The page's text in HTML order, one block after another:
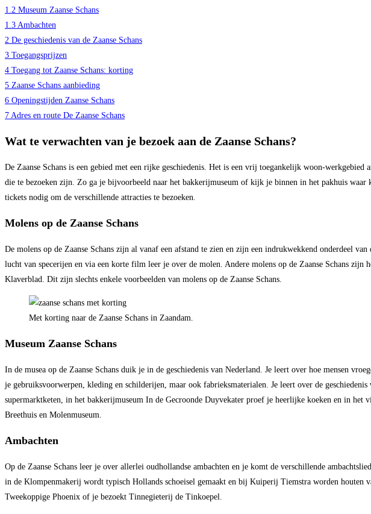
1.2 Museum Zaanse Schans
1.3 Ambachten
2 De geschiedenis van de Zaanse Schans
3 Toegangsprijzen
4 Toegang tot Zaanse Schans: korting
5 Zaanse Schans aanbieding
6 Openingstijden Zaanse Schans
7 Adres en route De Zaanse Schans
Wat te verwachten van je bezoek aan de Zaanse Schans?
De Zaanse Schans is een gebied met een rijke geschiedenis. Het is een vrij toegankelijk woon-
die te bezoeken zijn. Zo ga je bijvoorbeeld naar het bakkerijmuseum of kijk je binnen in het pakhuis
tickets nodig om de verschillende attracties te bezoeken.
Molens op de Zaanse Schans
De molens op de Zaanse Schans zijn al vanaf een afstand te zien en zijn een indrukwekkend onderdeel
lucht van specerijen en via een korte film leer je over de molen. Andere molens op de Zaanse Schans
Klaverblad. Dit zijn slechts enkele voorbeelden van molens op de Zaanse Schans.
Met korting naar de Zaanse Schans in Zaandam.
Museum Zaanse Schans
In de musea op de Zaanse Schans duik je in de geschiedenis van Nederland. Je leert over hoe mensen
je gebruiksvoorwerpen, kleding en schilderijen, maar ook fabrieksmaterialen. Je leert over de
supermarktketen, in het bakkerijmuseum In de Gecroonde Duyvekater proef je heerlijke koeken en in
Breethuis en Molenmuseum.
Ambachten
Op de Zaanse Schans leer je over allerlei oudhollandse ambachten en je komt de verschillende
in de Klompenmakerij wordt typisch Hollands schoeisel gemaakt en bij Kuiperij Tiemstra worden
Tweekoppige Phoenix of je bezoekt Tinnegieterij de Tinkoepel.